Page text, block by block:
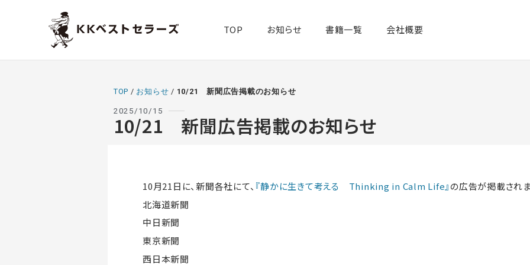
TOP お知らせ 書籍一覧​ 会社概要
TOP / お知らせ / 10/21 新聞広告掲載のお知らせ
2025/10/15
10/21 新聞広告掲載のお知らせ
10月21日に、新聞各社にて、 『静かに生きて考える Thinking in Calm Life』の広告が掲載されま
北海道新聞
中日新聞
東京新聞
西日本新聞